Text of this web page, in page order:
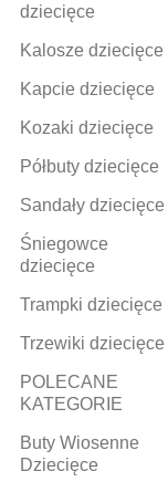
dziecięce
Kalosze dziecięce
Kapcie dziecięce
Kozaki dziecięce
Półbuty dziecięce
Sandały dziecięce
Śniegowce
dziecięce
Trampki dziecięce
Trzewiki dziecięce
POLECANE
KATEGORIE
Buty Wiosenne
Dziecięce